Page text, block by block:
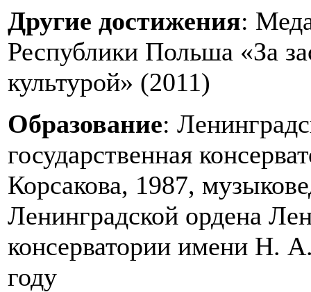
Другие достижения:
Республики Польша «За
культурой» (2011)
Образование:
государственная
Корсакова, 1987,
Ленинградской ордена
консерватории имени Н.
году